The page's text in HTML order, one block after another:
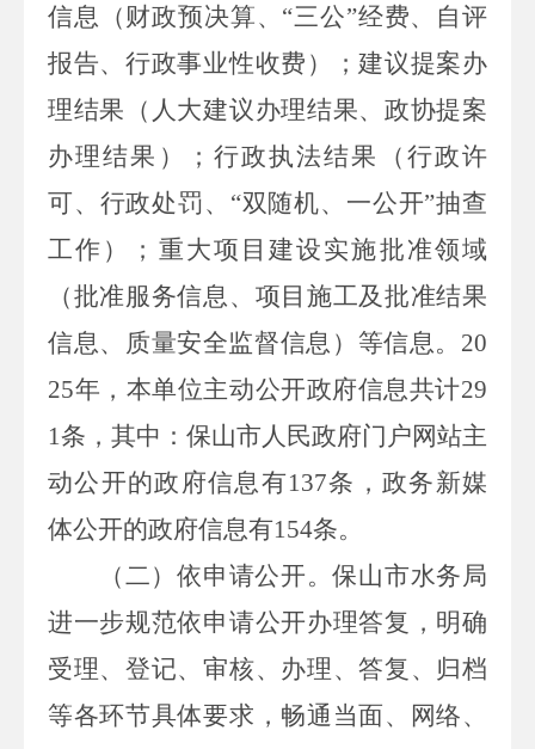
信息（财政预决算、“三公”经费、自评
报告、行政事业性收费）；建议提案办
理结果（人大建议办理结果、政协提案
办理结果）；行政执法结果（行政许
可、行政处罚、 “双随机、一公开”抽查
工作）；重大项目建设实施批准领域
（批准服务信息、项目施工及批准结果
信息、 质量安全监督信息） 等信息。 20
25年，本单位主动公开政府信息共计29
1条 ， 其中 ：保山市人民政府门户网站主
动公开的政府信息有137条，政务新媒
体公开的政府信息有154条。
（二）依申请公开。保山市水务局
进一步规范依申请公开办理答复，明确
受理、登记、审核、办理、答复、归档
等各环节具体要求，畅通当面、网络、